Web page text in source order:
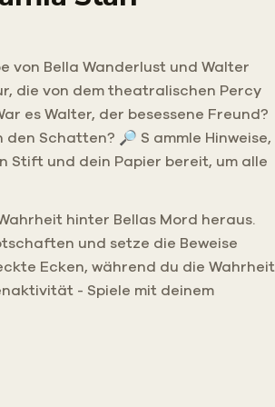
von Bella Wanderlust und Walter
die von dem theatralischen Percy
es Walter, der besessene Freund?
Schatten? 🔎 S ammle Hinweise,
Stift und dein Papier bereit, um alle
hinter Bellas Mord heraus.
und setze die Beweise
Ecken, während du die Wahrheit
- Spiele mit deinem